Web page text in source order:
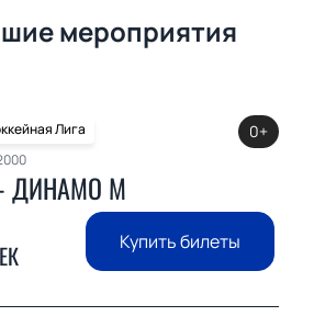
мероприятия
Лига
ДИНАМО М
0+
Купить билеты